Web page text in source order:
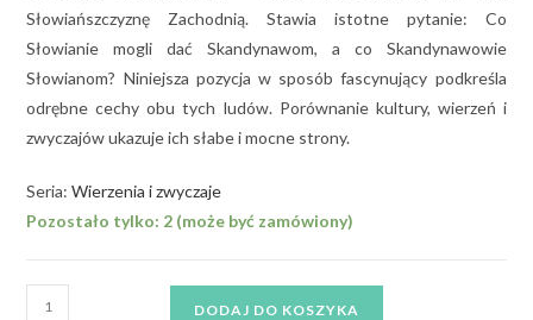
Słowiańszczyznę Zachodnią. Stawia istotne pytanie: Co
Słowianie mogli dać Skandynawom, a co Skandynawowie
Słowianom? Niniejsza pozycja w sposób fascynujący podkreśla
odrębne cechy obu tych ludów. Porównanie kultury, wierzeń i
zwyczajów ukazuje ich słabe i mocne strony.
Seria:Wierzenia i zwyczaje
Pozostało tylko: 2 (może być zamówiony)
DODAJ DO KOSZYKA